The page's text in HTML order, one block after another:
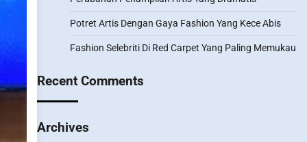
Potret Artis Dengan Gaya Fashion Yang Kece Abis
Fashion Selebriti Di Red Carpet Yang Paling Memukau
Recent Comments
Archives